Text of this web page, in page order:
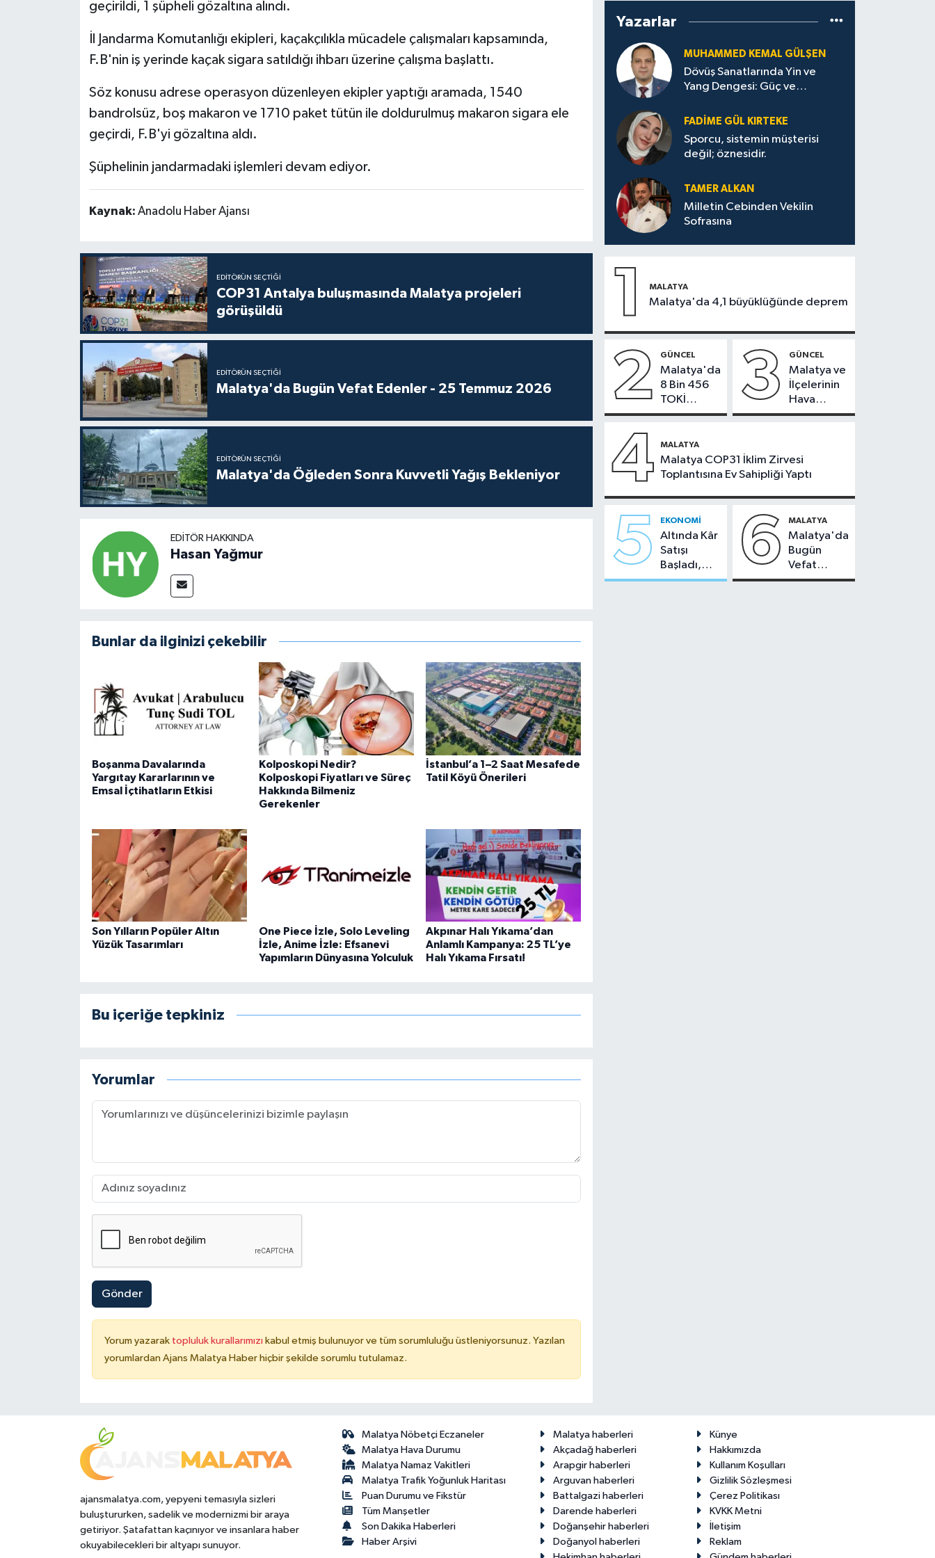
geçirildi, 1 şüpheli gözaltına alındı.
İl Jandarma Komutanlığı ekipleri, kaçakçılıkla mücadele çalışmaları kapsamında,
F.B'nin iş yerinde kaçak sigara satıldığı ihbarı üzerine çalışma başlattı.
Söz konusu adrese operasyon düzenleyen ekipler yaptığı aramada, 1540
bandrolsüz, boş makaron ve 1710 paket tütün ile doldurulmuş makaron sigara ele
geçirdi, F.B'yi gözaltına aldı.
Şüphelinin jandarmadaki işlemleri devam ediyor.
Kaynak: Anadolu Haber Ajansı
EDITÖRÜN SEÇTIĞI
COP31 Antalya buluşmasında Malatya projeleri
görüşüldü
EDITÖRÜN SEÇTIĞI
Malatya'da Bugün Vefat Edenler - 25 Temmuz 2026
EDITÖRÜN SEÇTIĞI
Malatya'da Öğleden Sonra Kuvvetli Yağış Bekleniyor
EDITÖR HAKKINDA
Hasan Yağmur
Bunlar da ilginizi çekebilir
Boşanma Davalarında
Yargıtay Kararlarının ve
Emsal İçtihatların Etkisi
Kolposkopi Nedir?
Kolposkopi Fiyatları ve Süreç
Hakkında Bilmeniz
Gerekenler
İstanbul’a 1–2 Saat Mesafede
Tatil Köyü Önerileri
Son Yılların Popüler Altın
Yüzük Tasarımları
One Piece İzle, Solo Leveling
İzle, Anime İzle: Efsanevi
Yapımların Dünyasına Yolculuk
Akpınar Halı Yıkama’dan
Anlamlı Kampanya: 25 TL’ye
Halı Yıkama Fırsatı!
Bu içeriğe tepkiniz
Yorumlar
Gönder
Yorum yazarak topluluk kurallarımızı kabul etmiş bulunuyor ve tüm sorumluluğu üstleniyorsunuz. Yazılan
yorumlardan Ajans Malatya Haber hiçbir şekilde sorumlu tutulamaz.
Yazarlar
MUHAMMED KEMAL GÜLŞEN
Dövüş Sanatlarında Yin ve
Yang Dengesi: Güç ve
FADIME GÜL KIRTEKE
Sporcu, sistemin müşterisi
değil; öznesidir.
TAMER ALKAN
Milletin Cebinden Vekilin
Sofrasına
1 MALATYA
Malatya'da 4,1 büyüklüğünde deprem
2 GÜNCEL
Malatya'da
8 Bin 456
TOKİ
Konutunun
Bugün
Çekiliyor
3 GÜNCEL
Malatya ve
İlçelerinin
Hava
Durumu -
2026
4 MALATYA
Malatya COP31 İklim Zirvesi
Toplantısına Ev Sahipliği Yaptı
5 EKONOMI
Altında Kâr
Satışı
Başladı,
Malatya'da
6 MALATYA
Malatya'da
Bugün
Vefat
Edenler -
ajansmalatya.com, yepyeni temasıyla sizleri
buluştururken, sadelik ve modernizmi bir araya
getiriyor. Şatafattan kaçınıyor ve insanlara haber
okuyabilecekleri bir altyapı sunuyor.
Malatya Nöbetçi Eczaneler
Malatya Hava Durumu
Malatya Namaz Vakitleri
Malatya Trafik Yoğunluk Haritası
Puan Durumu ve Fikstür
Tüm Manşetler
Son Dakika Haberleri
Haber Arşivi
Malatya haberleri
Künye
Akçadağ haberleri
Hakkımızda
Arapgir haberleri
Kullanım Koşulları
Arguvan haberleri
Gizlilik Sözleşmesi
Battalgazi haberleri
Çerez Politikası
Darende haberleri
KVKK Metni
Doğanşehir haberleri
İletişim
Doğanyol haberleri
Reklam
Teknoloji